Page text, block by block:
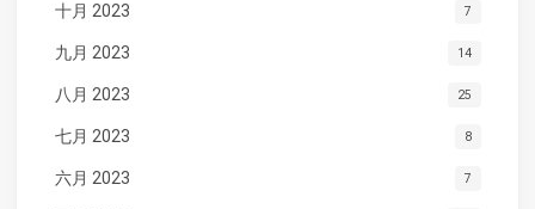
十月 2023 7
九月 2023 14
八月 2023 25
七月 2023 8
六月 2023 7